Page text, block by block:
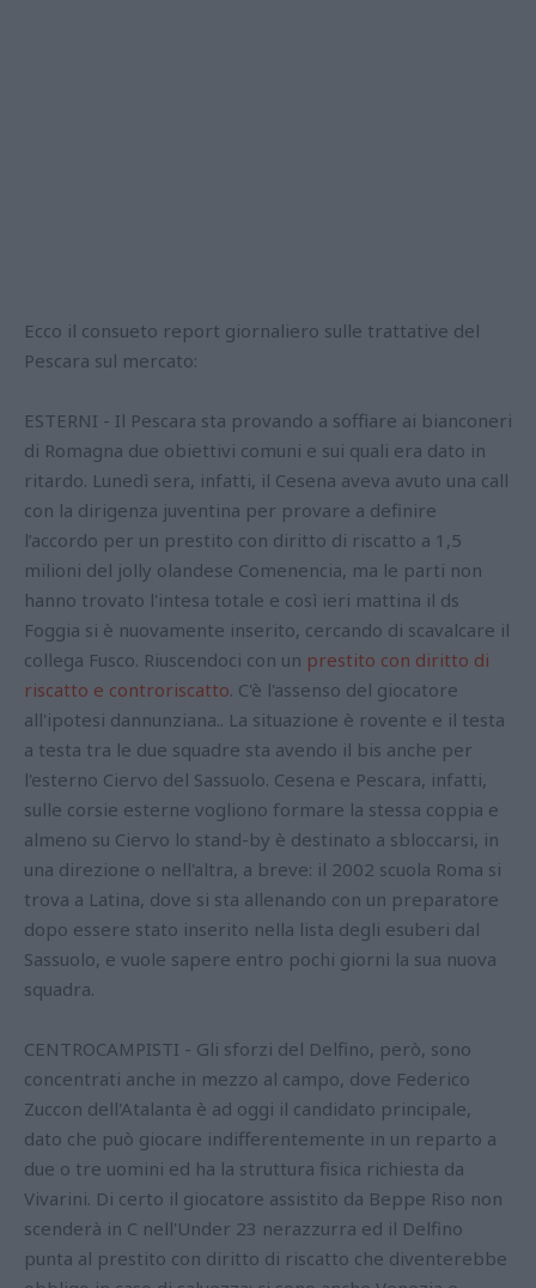
Ecco il consueto report giornaliero sulle trattative del
Pescara sul mercato:
ESTERNI - Il Pescara sta provando a soffiare ai bianconeri
di Romagna due obiettivi comuni e sui quali era dato in
ritardo. Lunedì sera, infatti, il Cesena aveva avuto una call
con la dirigenza juventina per provare a definire
l’accordo per un prestito con diritto di riscatto a 1,5
milioni del jolly olandese Comenencia, ma le parti non
hanno trovato l'intesa totale e così ieri mattina il ds
Foggia si è nuovamente inserito, cercando di scavalcare il
collega Fusco. Riuscendoci con un prestito con diritto di
riscatto e controriscatto. C'è l'assenso del giocatore
all'ipotesi dannunziana.. La situazione è rovente e il testa
a testa tra le due squadre sta avendo il bis anche per
l'esterno Ciervo del Sassuolo. Cesena e Pescara, infatti,
sulle corsie esterne vogliono formare la stessa coppia e
almeno su Ciervo lo stand-by è destinato a sbloccarsi, in
una direzione o nell'altra, a breve: il 2002 scuola Roma si
trova a Latina, dove si sta allenando con un preparatore
dopo essere stato inserito nella lista degli esuberi dal
Sassuolo, e vuole sapere entro pochi giorni la sua nuova
squadra.
CENTROCAMPISTI - Gli sforzi del Delfino, però, sono
concentrati anche in mezzo al campo, dove Federico
Zuccon dell'Atalanta è ad oggi il candidato principale,
dato che può giocare indifferentemente in un reparto a
due o tre uomini ed ha la struttura fisica richiesta da
Vivarini. Di certo il giocatore assistito da Beppe Riso non
scenderà in C nell'Under 23 nerazzurra ed il Delfino
punta al prestito con diritto di riscatto che diventerebbe